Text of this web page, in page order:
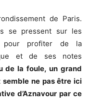
de Paris.
se pressent sur les
pour profiter de la
et de ses notes
de la foule, un grand
ne pas être ici
d’Aznavour par ce